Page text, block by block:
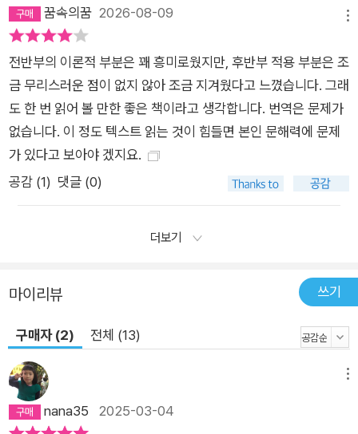
같은 것 말이다. 그레타 툰베리의 뒤를 이어 집결된 청년 운동인
‘미래를 위한 금요일Fridays for Future’은 이제 우리 시대의 가
만들어내고 있다. 그레타가 이끌어 온 길처럼 본보기가 되는 인상
적인 이야기가 훨씬 더 많이 필요하다. 하지만 근본적인 변화는
우리가 자신을 서사 이야기, 즉 우리 이야기의 주인공으로 만드는
것에서 시작된다. 우리가 인류로서 영웅 여정을 하고 있다고 본다
면 어떨까? 무엇이 우리에게 경고를 보내고 우리를 움직이게 할
까? 우리는 어디에서 우리의 부름을 거부할까? 기후 위기에서 혹
리고 가장 중요한 것, 즉 원대한 목표는 무엇인가? 우리는 어떤
더 평화로운 세상을 그리는 우리의 능력, 그리고 그 세상을 위해
단결하는 능력, 즉 나쁜 과거에 대한 인식, 더 나은 미래에 대한
상상 그리고 그것에 대해 이야기하려는 우리의 열정에 주목한다.
오늘날 이러한 능력은 그 어느 때보다 더 필요해 보인다. 말하자
면 우리가 이러한 능력을 재발견하고 유용하게 사용한다면 이는
진정한 변화가 될 것이라고 저자들은 말한다. 이 책은 그리스 신
화에서부터 넷플릭스까지, 인류가 지나온 긴 이야기의 역사를 씨
꿈속의꿈 2026-08-09
전반부의 이론적 부분은 꽤 흥미로웠지만, 후반부 적용 부분은 조
금 무리스러운 점이 없지 않아 조금 지겨웠다고 느꼈습니다. 그래
도 한 번 읽어 볼 만한 좋은 책이라고 생각합니다. 번역은 문제가
없습니다. 이 정도 텍스트 읽는 것이 힘들면 본인 문해력에 문제
가 있다고 보아야 겠지요.
공감 (1) 댓글 (0)
더보기
마이리뷰 쓰기
구매자 (2) 전체 (13)
nana35 2025-03-04